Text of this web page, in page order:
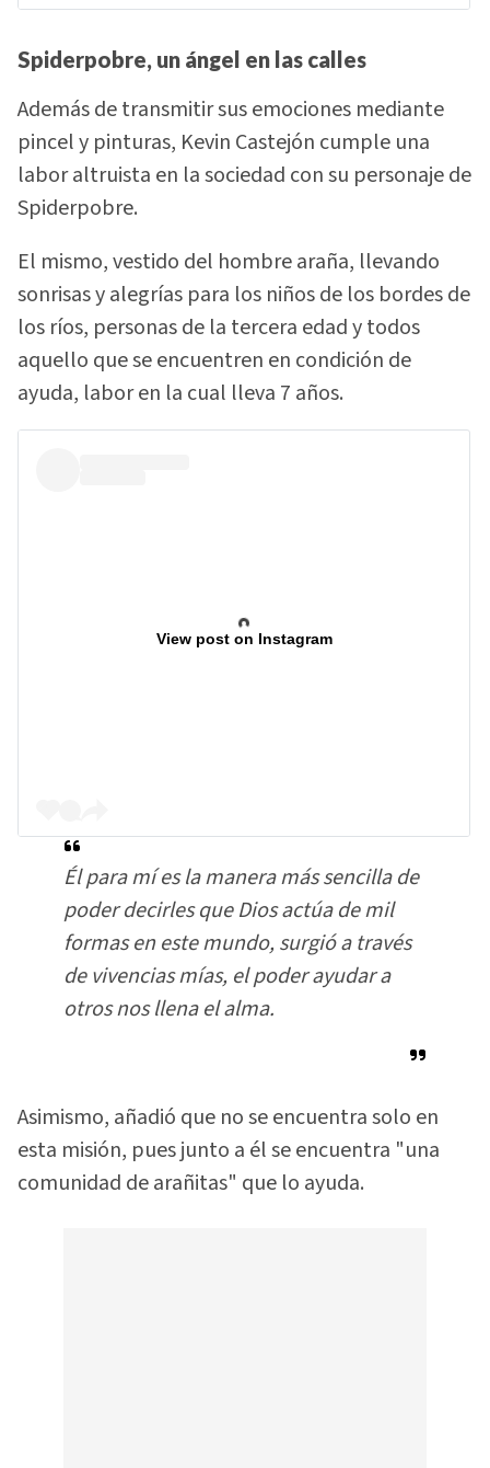
Spiderpobre, un ángel en las calles
Además de transmitir sus emociones mediante
pincel y pinturas, Kevin Castejón cumple una
labor altruista en la sociedad con su personaje de
Spiderpobre.
El mismo, vestido del hombre araña, llevando
sonrisas y alegrías para los niños de los bordes de
los ríos, personas de la tercera edad y todos
aquello que se encuentren en condición de
ayuda, labor en la cual lleva 7 años.
View post on Instagram
Él para mí es la manera más sencilla de
poder decirles que Dios actúa de mil
formas en este mundo, surgió a través
de vivencias mías, el poder ayudar a
otros nos llena el alma.
Asimismo, añadió que no se encuentra solo en
esta misión, pues junto a él se encuentra "una
comunidad de arañitas" que lo ayuda.